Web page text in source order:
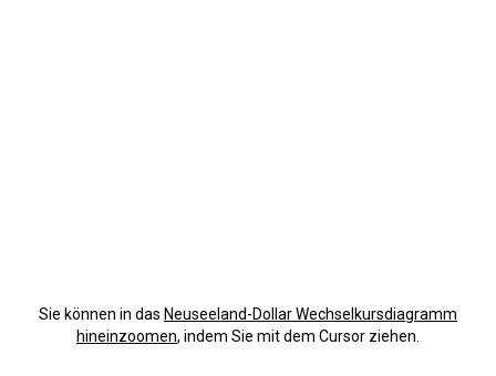
Sie können in das Neuseeland-Dollar Wechselkursdiagramm
hineinzoomen, indem Sie mit dem Cursor ziehen.